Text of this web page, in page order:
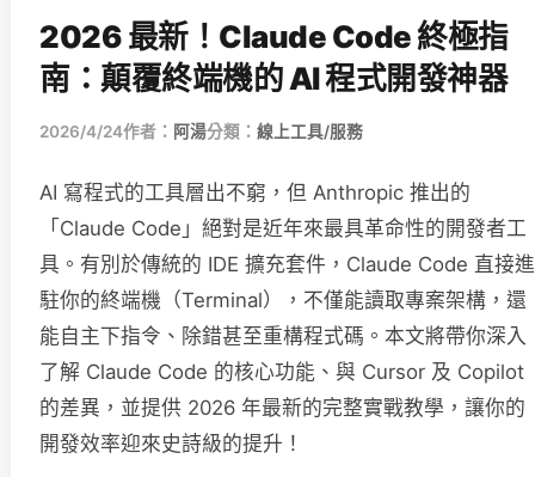
2026 最新！Claude Code 終極指
南：顛覆終端機的 AI 程式開發神器
2026/4/24作者： 阿湯分類： 線上工具/服務
AI 寫程式的工具層出不窮，但 Anthropic 推出的
「Claude Code」絕對是近年來最具革命性的開發者工
具。有別於傳統的 IDE 擴充套件，Claude Code 直接進
駐你的終端機（Terminal），不僅能讀取專案架構，還
能自主下指令、除錯甚至重構程式碼。本文將帶你深入
了解 Claude Code 的核心功能、與 Cursor 及 Copilot
的差異，並提供 2026 年最新的完整實戰教學，讓你的
開發效率迎來史詩級的提升！